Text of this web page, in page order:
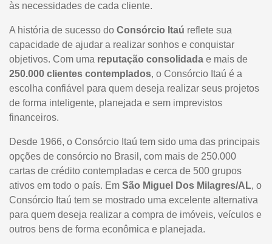
às necessidades de cada cliente.
A história de sucesso do Consórcio Itaú reflete sua
capacidade de ajudar a realizar sonhos e conquistar
objetivos. Com uma reputação consolidada e mais de
250.000 clientes contemplados, o Consórcio Itaú é a
escolha confiável para quem deseja realizar seus projetos
de forma inteligente, planejada e sem imprevistos
financeiros.
Desde 1966, o Consórcio Itaú tem sido uma das principais
opções de consórcio no Brasil, com mais de 250.000
cartas de crédito contempladas e cerca de 500 grupos
ativos em todo o país. Em São Miguel Dos Milagres/AL, o
Consórcio Itaú tem se mostrado uma excelente alternativa
para quem deseja realizar a compra de imóveis, veículos e
outros bens de forma econômica e planejada.